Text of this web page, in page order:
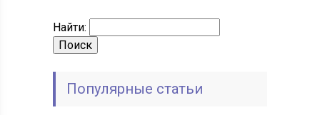
Найти:
Популярные статьи